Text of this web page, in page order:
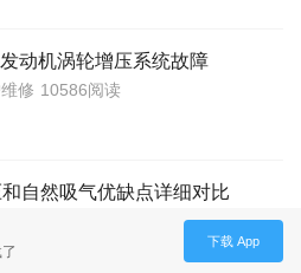
动机涡轮增压系统故障
修 10586阅读
自然吸气优缺点详细对比
识
下载 App